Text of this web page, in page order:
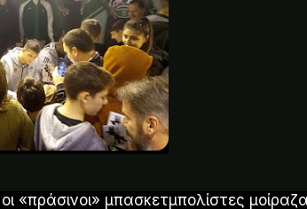
«πράσινοι» μπασκετμπολίστες